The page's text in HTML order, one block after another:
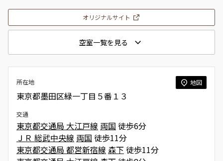
オリジナルサイト
空室一覧を見る
所在地 地図
東京都墨田区緑一丁目５番１３
交通
東京都交通局 大江戸線 両国 徒歩6分
ＪＲ 総武中央線 両国 徒歩11分
東京都交通局 都営新宿線 森下 徒歩11分